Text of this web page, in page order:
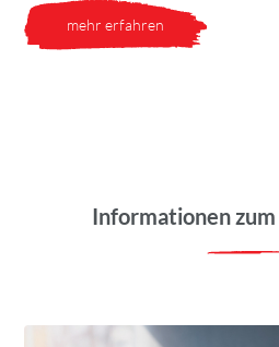
mehr erfahren
Informationen